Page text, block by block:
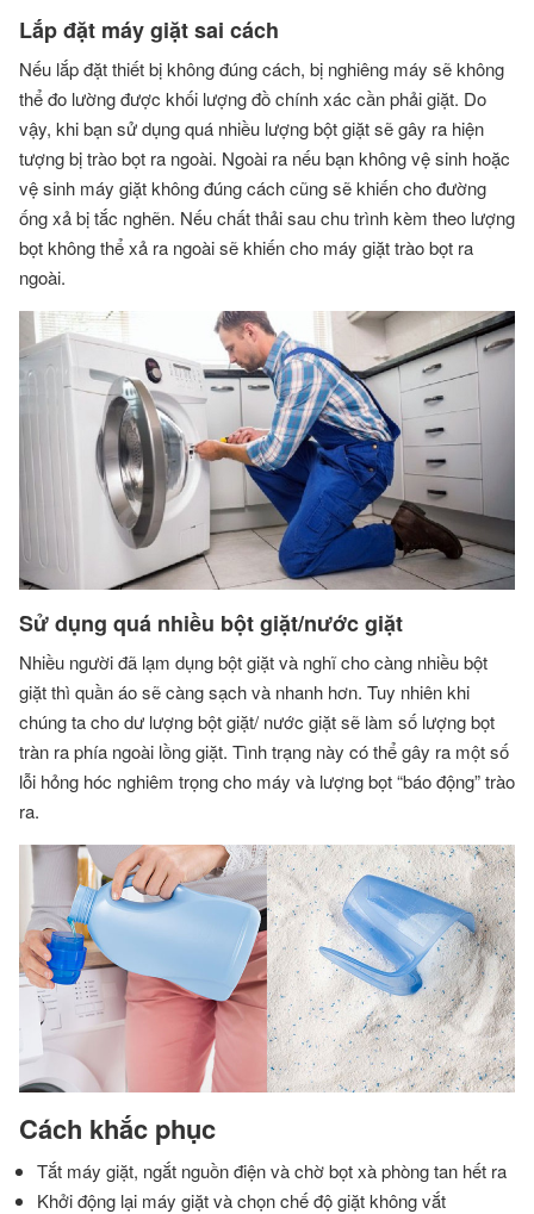
Lắp đặt máy giặt sai cách
Nếu lắp đặt thiết bị không đúng cách, bị nghiêng máy sẽ không
thể đo lường được khối lượng đồ chính xác cần phải giặt. Do
vậy, khi bạn sử dụng quá nhiều lượng bột giặt sẽ gây ra hiện
tượng bị trào bọt ra ngoài. Ngoài ra nếu bạn không vệ sinh hoặc
vệ sinh máy giặt không đúng cách cũng sẽ khiến cho đường
ống xả bị tắc nghẽn. Nếu chất thải sau chu trình kèm theo lượng
bọt không thể xả ra ngoài sẽ khiến cho máy giặt trào bọt ra
ngoài.
Sử dụng quá nhiều bột giặt/nước giặt
Nhiều người đã lạm dụng bột giặt và nghĩ cho càng nhiều bột
giặt thì quần áo sẽ càng sạch và nhanh hơn. Tuy nhiên khi
chúng ta cho dư lượng bột giặt/ nước giặt sẽ làm số lượng bọt
tràn ra phía ngoài lồng giặt. Tình trạng này có thể gây ra một số
lỗi hỏng hóc nghiêm trọng cho máy và lượng bọt “báo động” trào
ra.
Cách khắc phục
Tắt máy giặt, ngắt nguồn điện và chờ bọt xà phòng tan hết ra
Khởi động lại máy giặt và chọn chế độ giặt không vắt